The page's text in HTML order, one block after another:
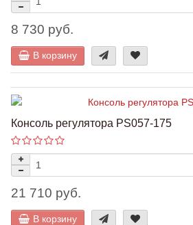
8 730 руб.
В корзину
Консоль регулятора PS057-175
21 710 руб.
В корзину